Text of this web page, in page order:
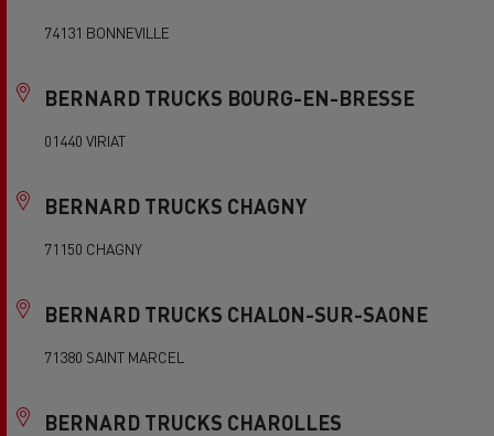
74131 BONNEVILLE
BERNARD TRUCKS BOURG-EN-BRESSE
01440 VIRIAT
BERNARD TRUCKS CHAGNY
71150 CHAGNY
BERNARD TRUCKS CHALON-SUR-SAONE
71380 SAINT MARCEL
BERNARD TRUCKS CHAROLLES